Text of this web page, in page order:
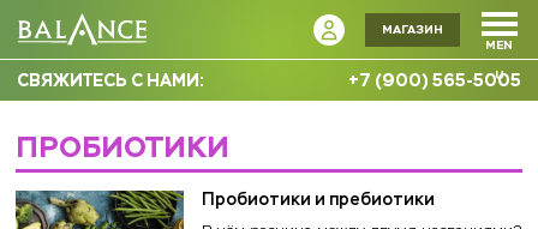
МАГАЗИН
MEN
U
СВЯЖИТЕСЬ С НАМИ: +7 (900) 565-5005
Пробиотики
ПРОБИОТИКИ
Пробиотики и пребиотики